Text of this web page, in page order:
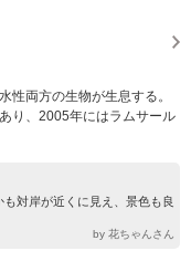
性両方の生物が生息する。
り、2005年にはラムサール
対岸が近くに見え、景色も良
by 花ちゃんさん